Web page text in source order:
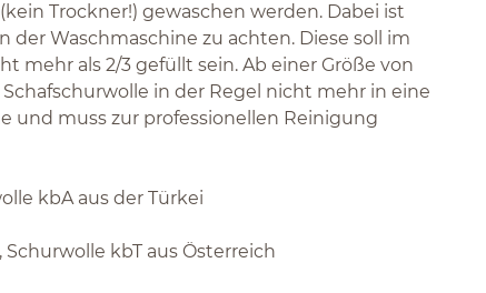
Trockner!) gewaschen werden. Dabei ist
der Waschmaschine zu achten. Diese soll im
mehr als 2/3 gefüllt sein. Ab einer Größe von
in der Regel nicht mehr in eine
und muss zur professionellen Reinigung
kbA aus der Türkei
Schurwolle kbT aus Österreich